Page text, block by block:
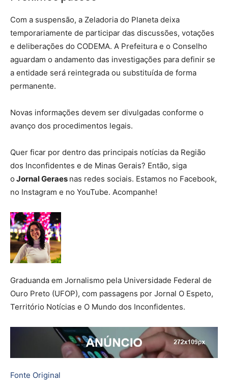
Com a suspensão, a Zeladoria do Planeta deixa
temporariamente de participar das discussões, votações
e deliberações do CODEMA. A Prefeitura e o Conselho
aguardam o andamento das investigações para definir se
a entidade será reintegrada ou substituída de forma
permanente.
Novas informações devem ser divulgadas conforme o
avanço dos procedimentos legais.
Quer ficar por dentro das principais notícias da Região
dos Inconfidentes e de Minas Gerais? Então, siga
o Jornal Geraes nas redes sociais. Estamos no Facebook,
no Instagram e no YouTube. Acompanhe!
Graduanda em Jornalismo pela Universidade Federal de
Ouro Preto (UFOP), com passagens por Jornal O Espeto,
Território Notícias e O Mundo dos Inconfidentes.
Fonte Original